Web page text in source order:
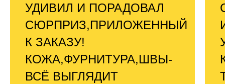
УДИВИЛ И ПОРАДОВАЛ
СЮРПРИЗ,ПРИЛОЖЕННЫЙ
К ЗАКАЗУ!
КОЖА,ФУРНИТУРА,ШВЫ-
ВСЁ ВЫГЛЯДИТ